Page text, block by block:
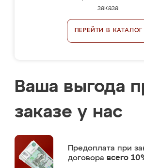
заказа.
ПЕРЕЙТИ В КАТАЛОГ
Ваша выгода
заказе у нас
Предоплата при
договора всего